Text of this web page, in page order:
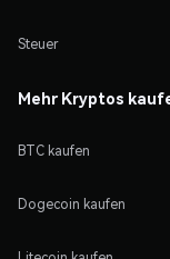
Steuer
Mehr Kryptos
BTC kaufen
Dogecoin kaufen